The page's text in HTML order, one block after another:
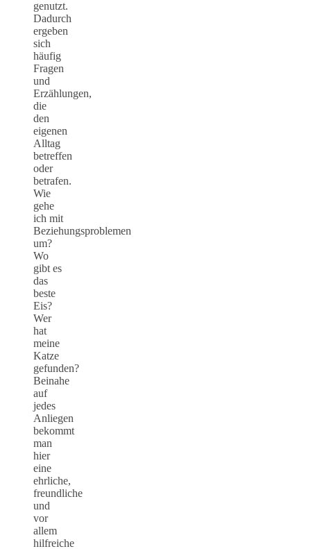
genutzt.
Dadurch
ergeben
sich
häufig
Fragen
und
Erzählungen,
die
den
eigenen
Alltag
betreffen
oder
betrafen.
Wie
gehe
ich mit
Beziehungsproblemen
um?
Wo
gibt es
das
beste
Eis?
Wer
hat
meine
Katze
gefunden?
Beinahe
auf
jedes
Anliegen
bekommt
man
hier
eine
ehrliche,
freundliche
und
vor
allem
hilfreiche